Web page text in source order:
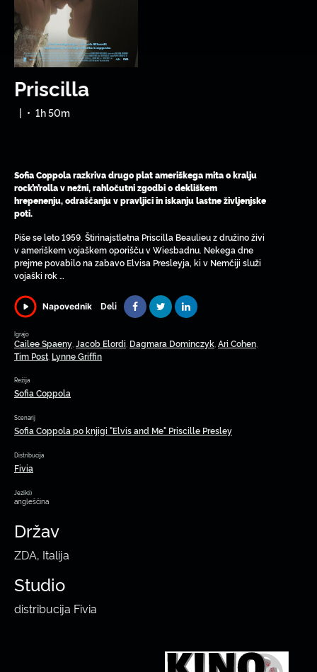
Priscilla
| • 1h 50m
Sofia Coppola razkriva drugo plat ameriškega mita o kralju
rock’n’rolla v nežni, rahločutni zgodbi o dekliškem
hrepenenju, odraščanju v pravljici in iskanju lastne življenjske
poti.
Piše se leto 1959. Štirinajstletna Priscilla Beaulieu z družino živi
v ameriškem vojaškem oporišču v Wiesbadnu. Nekega dne
prejme povabilo na zabavo Elvisa Presleyja, ki v Nemčiji služi
vojaški rok …
Napovednik Deli
Igrajo
Cailee Spaeny Jacob Elordi Dagmara Dominczyk Ari Cohen
Tim Post Lynne Griffin
Režija
Sofia Coppola
Scenarij
Sofia Coppola po knjigi "Elvis and Me" Priscille Presley
Distribucija
Fivia
Jezik(i)
angleščina
Držav
ZDA, Italija
Studio
distribucija Fivia